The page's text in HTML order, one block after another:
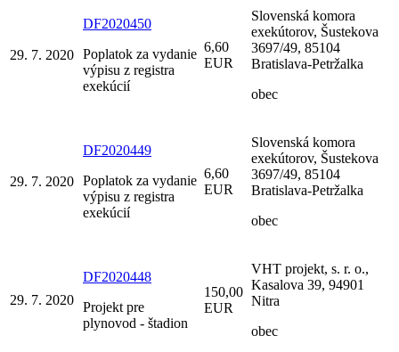
29. 7. 2020
DF2020450
Poplatok za vydanie
výpisu z registra
exekúcií
6,60
EUR
Slovenská komora
exekútorov, Šustekova
3697/49, 85104
Bratislava-Petržalka
obec
29. 7. 2020
DF2020449
Poplatok za vydanie
výpisu z registra
exekúcií
6,60
EUR
Slovenská komora
exekútorov, Šustekova
3697/49, 85104
Bratislava-Petržalka
obec
29. 7. 2020
DF2020448
Projekt pre
plynovod - štadion
150,00
EUR
VHT projekt, s. r. o.,
Kasalova 39, 94901
Nitra
obec